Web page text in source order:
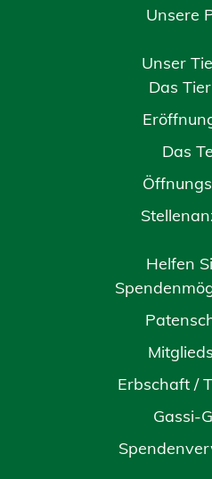
Unsere
Unser
Das
Das
Helfen
Erbschaft /
Gassi-